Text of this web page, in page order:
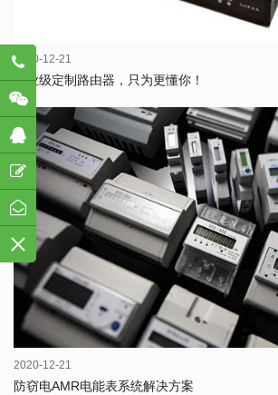
2020-12-21
工业级定制路由器，只为更懂你！
2020-12-21
防窃电AMR电能表系统解决方案